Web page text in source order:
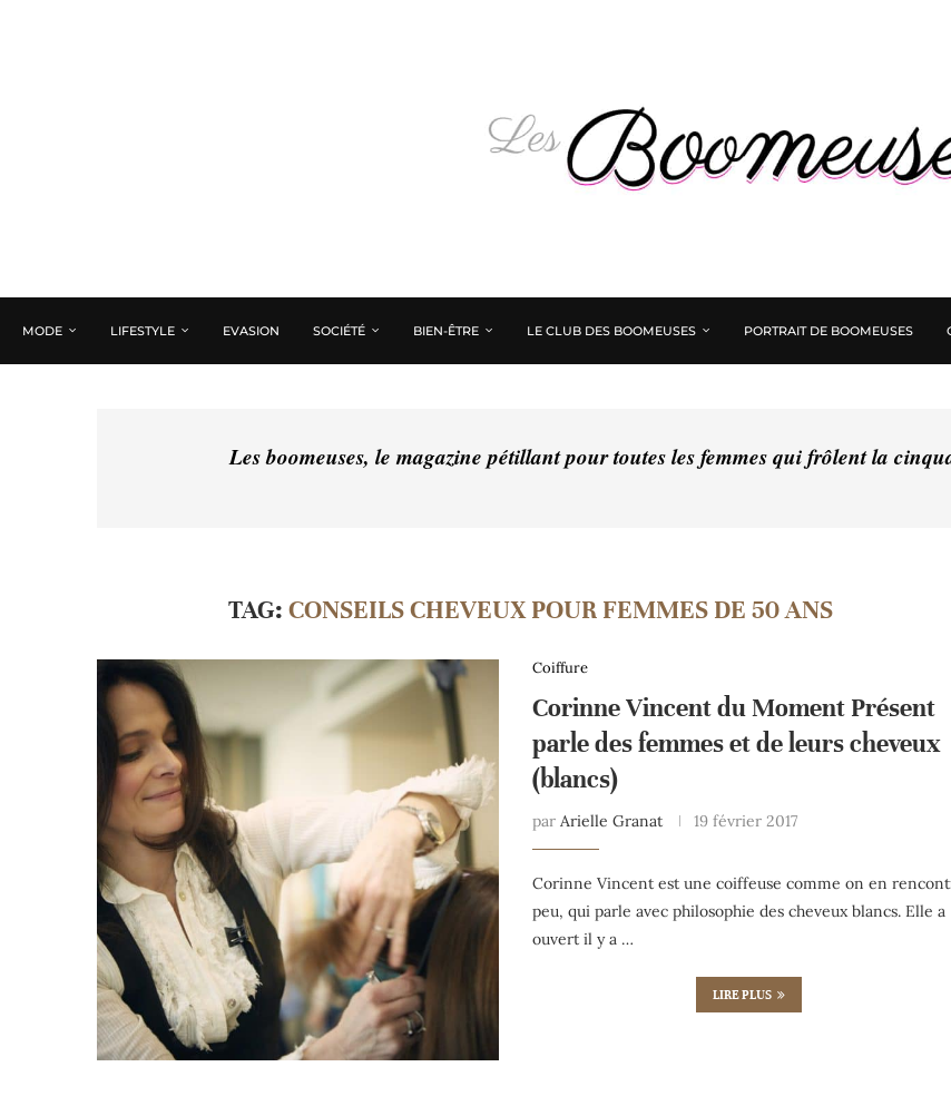
MODE LIFESTYLE EVASION SOCIÉTÉ BIEN-ÊTRE LE CLUB DES BOOMEUSES PORTRAIT DE BOOMEUSES
Les boomeuses, le magazine pétillant pour toutes les femmes qui frôlent la
TAG:CONSEILS CHEVEUX POUR FEMMES DE 50 ANS
Coiffure
Corinne Vincent du Moment Présent
parle des femmes et de leurs cheveux
(blancs)
par Arielle Granat 19 février 2017
Corinne Vincent est une coiffeuse comme on en
peu, qui parle avec philosophie des cheveux blancs. Elle a
ouvert il y a …
LIRE PLUS